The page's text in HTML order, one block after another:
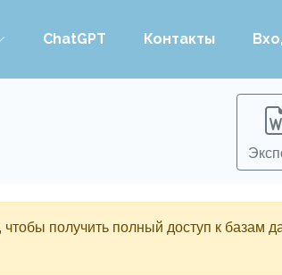
ChatGPT Контакты
получить полный доступ к базам